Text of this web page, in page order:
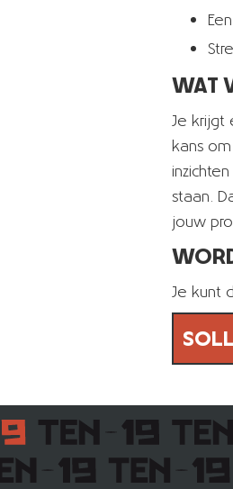
WAT
Je krijgt
kans
staan.
jouw
Je kunt